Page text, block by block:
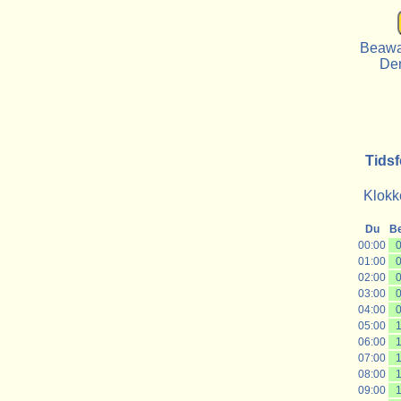
Du
00:00
01:00
02:00
03:00
04:00
05:00
06:00
07:00
08:00
09:00